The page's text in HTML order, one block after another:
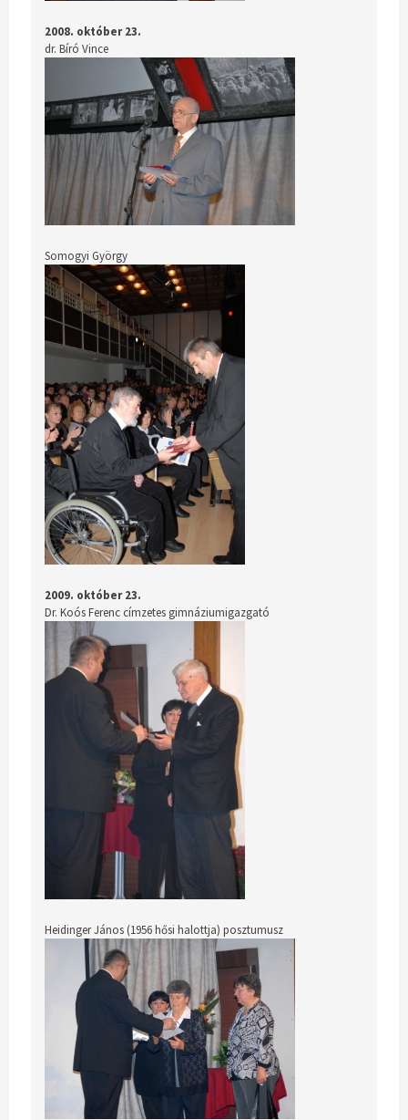
2008. október 23.
dr. Bíró Vince
Somogyi György
2009. október 23.
Dr. Koós Ferenc címzetes gimnáziumigazgató
Heidinger János (1956 hősi halottja) posztumusz